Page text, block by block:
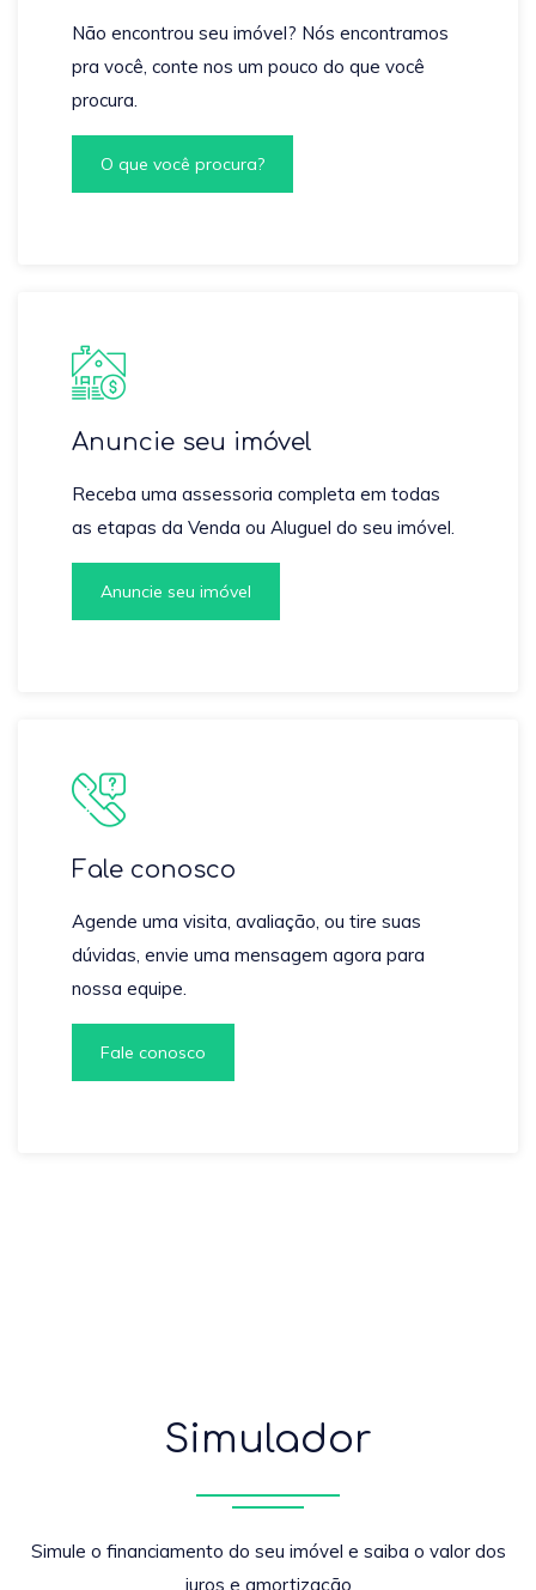
Não encontrou seu imóvel? Nós encontramos
pra você, conte nos um pouco do que você
procura.
O que você procura?
Anuncie seu imóvel
Receba uma assessoria completa em todas
as etapas da Venda ou Aluguel do seu imóvel.
Anuncie seu imóvel
Fale conosco
Agende uma visita, avaliação, ou tire suas
dúvidas, envie uma mensagem agora para
nossa equipe.
Fale conosco
Simulador
Simule o financiamento do seu imóvel e saiba o valor dos
juros e amortização